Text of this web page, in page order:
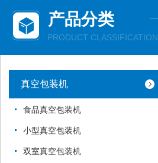
产品分类
PRODUCT CLASSIFICATION
真空包装机
食品真空包装机
小型真空包装机
双室真空包装机